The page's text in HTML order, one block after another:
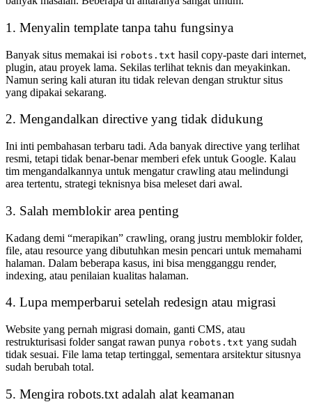
1. Menyalin template tanpa tahu fungsinya
Banyak situs memakai isi robots.txt hasil copy-paste dari internet,
plugin, atau proyek lama. Sekilas terlihat teknis dan meyakinkan.
Namun sering kali aturan itu tidak relevan dengan struktur situs
yang dipakai sekarang.
2. Mengandalkan directive yang tidak didukung
Ini inti pembahasan terbaru tadi. Ada banyak directive yang terlihat
resmi, tetapi tidak benar-benar memberi efek untuk Google. Kalau
tim mengandalkannya untuk mengatur crawling atau melindungi
area tertentu, strategi teknisnya bisa meleset dari awal.
3. Salah memblokir area penting
Kadang demi “merapikan” crawling, orang justru memblokir folder,
file, atau resource yang dibutuhkan mesin pencari untuk memahami
halaman. Dalam beberapa kasus, ini bisa mengganggu render,
indexing, atau penilaian kualitas halaman.
4. Lupa memperbarui setelah redesign atau migrasi
Website yang pernah migrasi domain, ganti CMS, atau
restrukturisasi folder sangat rawan punya robots.txt yang sudah
tidak sesuai. File lama tetap tertinggal, sementara arsitektur situsnya
sudah berubah total.
5. Mengira robots.txt adalah alat keamanan